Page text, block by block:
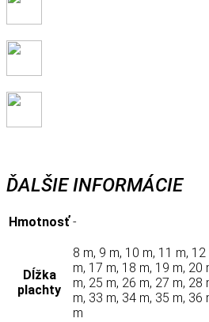
ĎALŠIE INFORMÁCIE
Hmotnosť -
Dĺžka
plachty
8 m, 9 m, 10 m, 11 m,
m, 17 m, 18 m, 19 m, 20
m, 25 m, 26 m, 27 m, 28
m, 33 m, 34 m, 35 m, 36
m